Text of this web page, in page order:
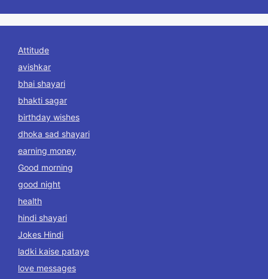
Attitude
avishkar
bhai shayari
bhakti sagar
birthday wishes
dhoka sad shayari
earning money
Good morning
good night
health
hindi shayari
Jokes Hindi
ladki kaise pataye
love messages